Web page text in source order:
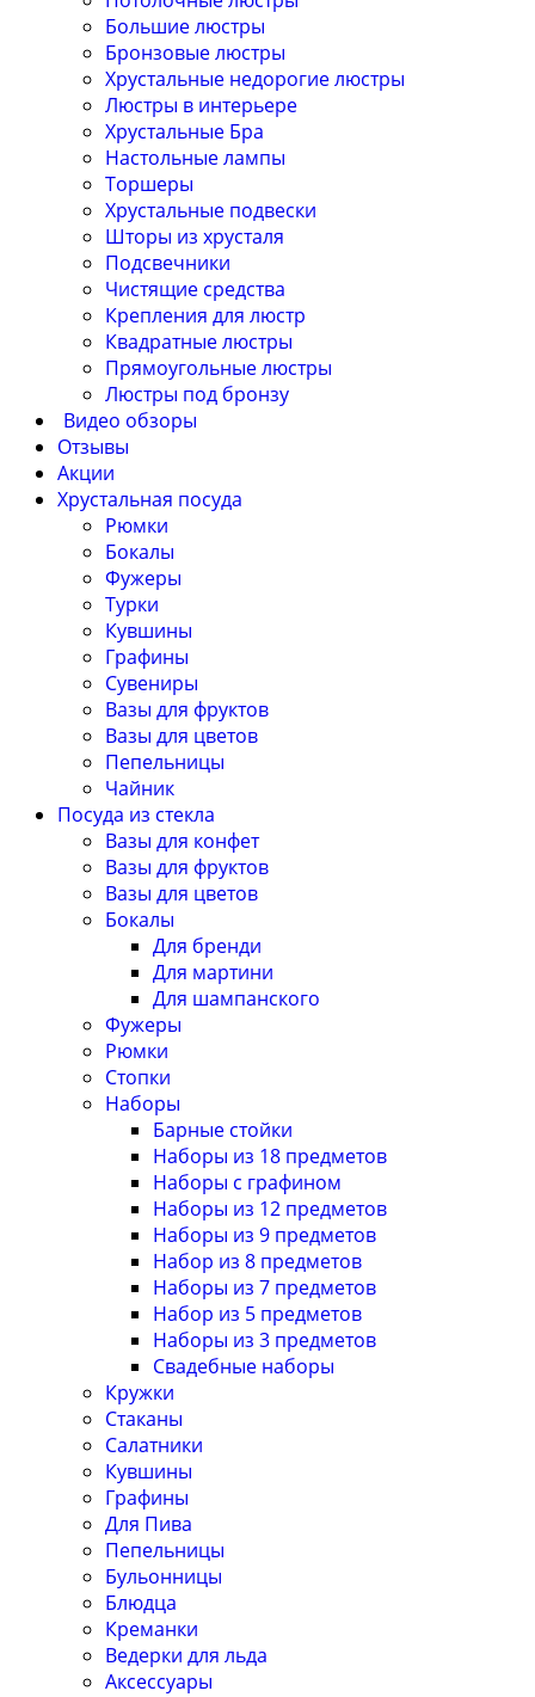
Большие люстры
Бронзовые люстры
Хрустальные недорогие люстры
Люстры в интерьере
Хрустальные Бра
Настольные лампы
Торшеры
Хрустальные подвески
Шторы из хрусталя
Подсвечники
Чистящие средства
Крепления для люстр
Квадратные люстры
Прямоугольные люстры
Люстры под бронзу
Видео обзоры
Отзывы
Акции
Хрустальная посуда
Рюмки
Бокалы
Фужеры
Турки
Кувшины
Графины
Сувениры
Вазы для фруктов
Вазы для цветов
Пепельницы
Чайник
Посуда из стекла
Вазы для конфет
Вазы для фруктов
Вазы для цветов
Бокалы
Для бренди
Для мартини
Для шампанского
Фужеры
Рюмки
Стопки
Наборы
Барные стойки
Наборы из 18 предметов
Наборы с графином
Наборы из 12 предметов
Наборы из 9 предметов
Набор из 8 предметов
Наборы из 7 предметов
Набор из 5 предметов
Наборы из 3 предметов
Свадебные наборы
Кружки
Стаканы
Салатники
Кувшины
Графины
Для Пива
Пепельницы
Бульонницы
Блюдца
Креманки
Ведерки для льда
Аксессуары